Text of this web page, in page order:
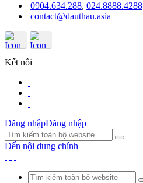
0904.634.288, 024.8888.4288
contact@dauthau.asia
Kết nối
Đăng nhậpĐăng nhập
Đến nội dung chính